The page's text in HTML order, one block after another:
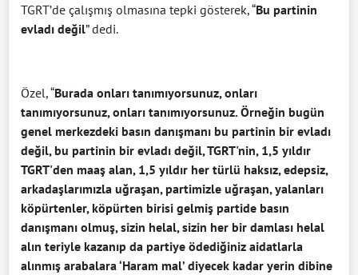
TGRT’de çalışmış olmasına tepki gösterek, “Bu partinin
evladı değil” dedi.
Özel, “Burada onları tanımıyorsunuz, onları
tanımıyorsunuz, onları tanımıyorsunuz. Örneğin bugün
genel merkezdeki basın danışmanı bu partinin bir evladı
değil, bu partinin bir evladı değil, TGRT'nin, 1,5 yıldır
TGRT'den maaş alan, 1,5 yıldır her türlü haksız, edepsiz,
arkadaşlarımızla uğraşan, partimizle uğraşan, yalanları
köpürtenler, köpürten birisi gelmiş partide basın
danışmanı olmuş, sizin helal, sizin her bir damlası helal
alın teriyle kazanıp da partiye ödediğiniz aidatlarla
alınmış arabalara ‘Haram mal’ diyecek kadar yerin dibine